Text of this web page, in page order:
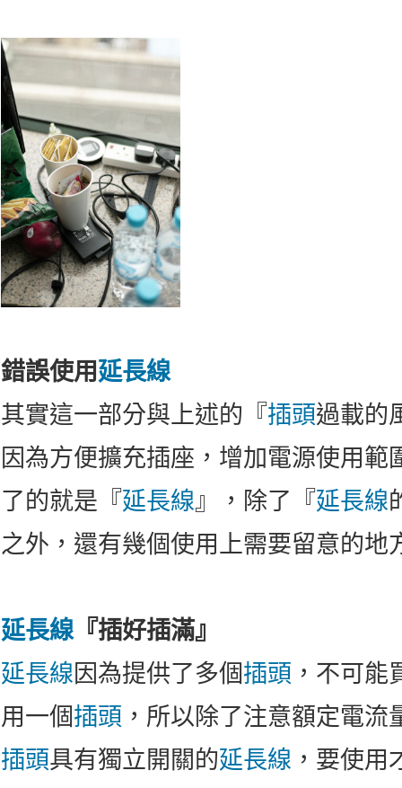
錯誤使用 延長線
其實這一部分與上述的『插頭過載的
因為方便擴充插座，增加電源使用範
了的就是『延長線』，除了『延長線
之外，還有幾個使用上需要留意的地
延長線『插好插滿』
延長線因為提供了多個插頭 ，不可能
用一個插頭 ，所以除了注意額定電
插頭具有獨立開關的延長線 ，要使用